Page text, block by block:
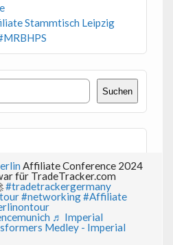
Stammtisch Leipzig
Suchen
Affiliate Conference 2024
für TradeTracker.com
#tradetrackergermany
#networking#Affiliate
♬ Imperial
Medley - Imperial